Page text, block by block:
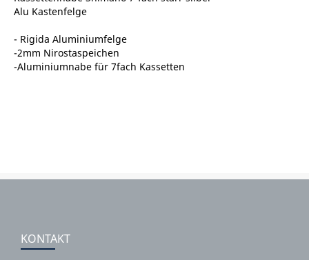
Alu Kastenfelge
- Rigida Aluminiumfelge
-2mm Nirostaspeichen
-Aluminiumnabe für 7fach Kassetten
KONTAKT